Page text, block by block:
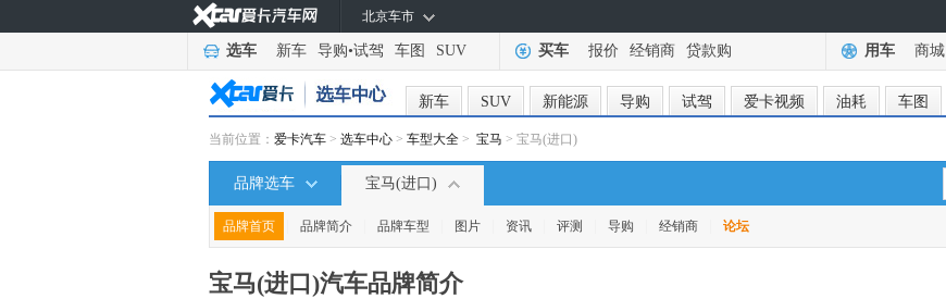
北京车市
选车 新车 导购•试驾 车图 SUV 买车 报价 经销商 贷款购 用车 商城
新车 SUV 新能源 导购 试驾 爱卡视频 油耗 车图
当前位置： 爱卡汽车 > 选车中心 > 车型大全 > 宝马 > 宝马(进口)
品牌选车 宝马(进口)
品牌首页 品牌简介 品牌车型 图片 资讯 评测 导购 经销商 论坛
宝马(进口)汽车品牌简介